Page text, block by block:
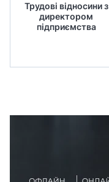
Трудові відносини з
директором
підприємства